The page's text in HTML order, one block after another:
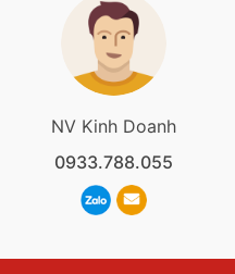
NV Kinh Doanh
0933.788.055